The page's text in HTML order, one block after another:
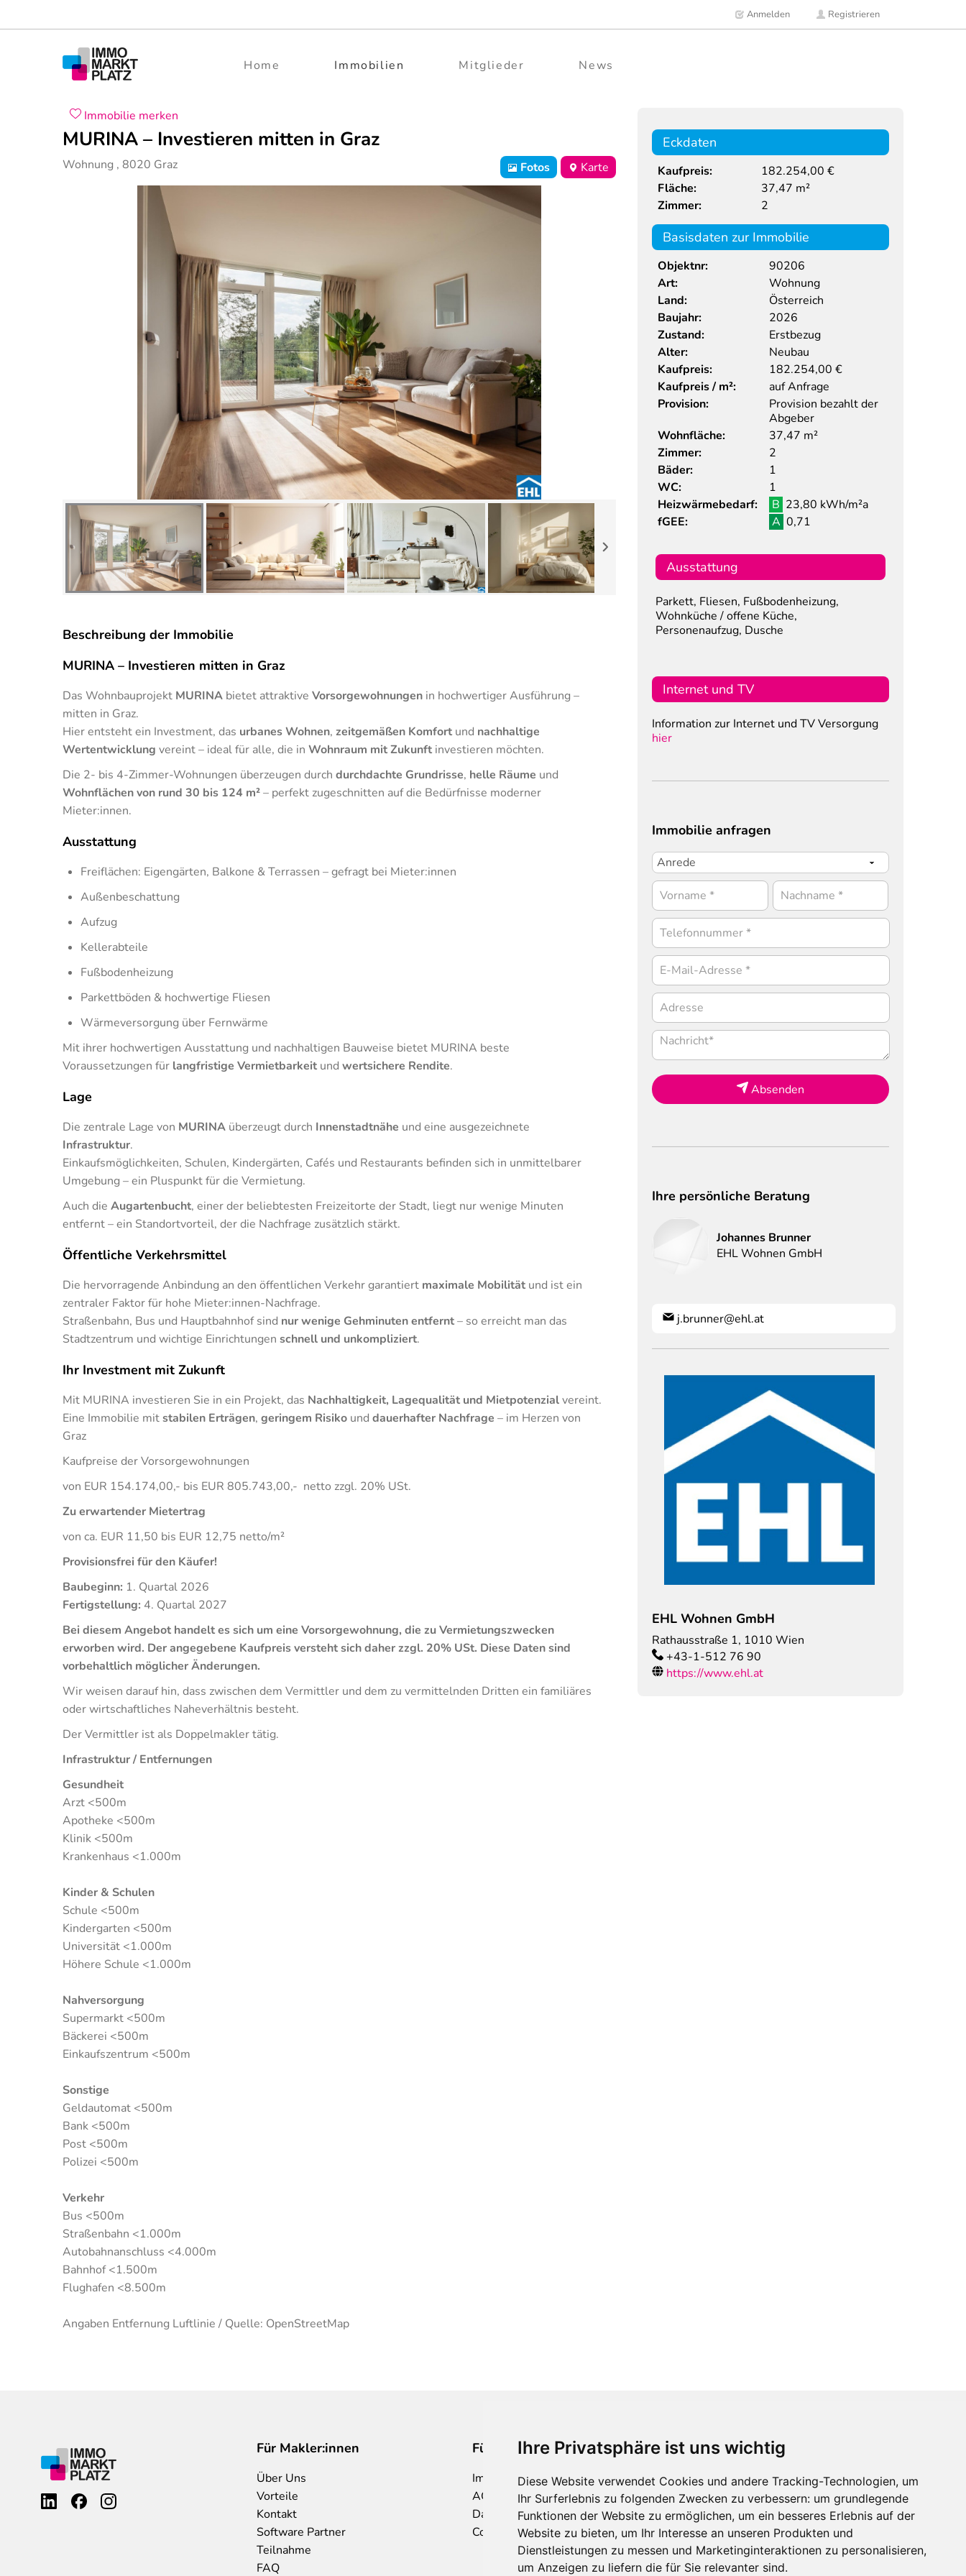
Ihre Privatsphäre ist uns wichtig
Diese Website verwendet Cookies und andere Tracking-Technologien, um
Ihr Surferlebnis zu folgenden Zwecken zu verbessern: um grundlegende
Funktionen der Website zu ermöglichen, um ein besseres Erlebnis auf der
Website zu bieten, um Ihr Interesse an unseren Produkten und
Dienstleistungen zu messen und Marketinginteraktionen zu personalisieren,
um Anzeigen zu liefern die für Sie relevanter sind.
Anmelden Registrieren
Home Immobilien Mitglieder News
Immobilie merken
MURINA – Investieren mitten in Graz
Wohnung , 8020 Graz Fotos Karte
Beschreibung der Immobilie
MURINA – Investieren mitten in Graz
Das Wohnbauprojekt MURINA bietet attraktive Vorsorgewohnungen in hochwertiger Ausführung –
mitten in Graz.
Hier entsteht ein Investment, das urbanes Wohnen, zeitgemäßen Komfort und nachhaltige
Wertentwicklung vereint – ideal für alle, die in Wohnraum mit Zukunft investieren möchten.
Die 2- bis 4-Zimmer-Wohnungen überzeugen durch durchdachte Grundrisse, helle Räume und
Wohnflächen von rund 30 bis 124 m²– perfekt zugeschnitten auf die Bedürfnisse moderner
Mieter:innen.
Ausstattung
Freiflächen: Eigengärten, Balkone & Terrassen – gefragt bei Mieter:innen
Außenbeschattung
Aufzug
Kellerabteile
Fußbodenheizung
Parkettböden & hochwertige Fliesen
Wärmeversorgung über Fernwärme
Mit ihrer hochwertigen Ausstattung und nachhaltigen Bauweise bietet MURINA beste
Voraussetzungen für langfristige Vermietbarkeit und wertsichere Rendite.
Lage
Die zentrale Lage von MURINA überzeugt durch Innenstadtnähe und eine ausgezeichnete
Infrastruktur.
Einkaufsmöglichkeiten, Schulen, Kindergärten, Cafés und Restaurants befinden sich in unmittelbarer
Umgebung – ein Pluspunkt für die Vermietung.
Auch die Augartenbucht, einer der beliebtesten Freizeitorte der Stadt, liegt nur wenige Minuten
entfernt – ein Standortvorteil, der die Nachfrage zusätzlich stärkt.
Öffentliche Verkehrsmittel
Die hervorragende Anbindung an den öffentlichen Verkehr garantiert maximale Mobilität und ist ein
zentraler Faktor für hohe Mieter:innen-Nachfrage.
Straßenbahn, Bus und Hauptbahnhof sind nur wenige Gehminuten entfernt– so erreicht man das
Stadtzentrum und wichtige Einrichtungen schnell und unkompliziert.
Ihr Investment mit Zukunft
Mit MURINA investieren Sie in ein Projekt, das Nachhaltigkeit, Lagequalität und Mietpotenzialvereint.
Eine Immobilie mitstabilen Erträgen, geringem Risiko und dauerhafter Nachfrage – im Herzen von
Graz
Kaufpreise der Vorsorgewohnungen
von EUR 154.174,00,- bis EUR 805.743,00,- netto zzgl. 20% USt.
Zu erwartender Mietertrag
von ca. EUR 11,50 bis EUR 12,75 netto/m²
Provisionsfrei für den Käufer!
Baubeginn: 1. Quartal 2026
Fertigstellung: 4. Quartal 2027
Bei diesem Angebot handelt es sich um eine Vorsorgewohnung, die zu Vermietungszwecken
erworben wird. Der angegebene Kaufpreis versteht sich daher zzgl. 20% USt. Diese Daten sind
vorbehaltlich möglicher Änderungen.
Wir weisen darauf hin, dass zwischen dem Vermittler und dem zu vermittelnden Dritten ein familiäres
oder wirtschaftliches Naheverhältnis besteht.
Der Vermittler ist als Doppelmakler tätig.
Infrastruktur / Entfernungen
Gesundheit
Arzt <500m
Apotheke <500m
Klinik <500m
Krankenhaus <1.000m
Kinder & Schulen
Schule <500m
Kindergarten <500m
Universität <1.000m
Höhere Schule <1.000m
Nahversorgung
Supermarkt <500m
Bäckerei <500m
Einkaufszentrum <500m
Sonstige
Geldautomat <500m
Bank <500m
Post <500m
Polizei <500m
Verkehr
Bus <500m
Straßenbahn <1.000m
Autobahnanschluss <4.000m
Bahnhof <1.500m
Flughafen <8.500m
Angaben Entfernung Luftlinie / Quelle: OpenStreetMap
Eckdaten
Kaufpreis:
182.254,00 €
Fläche:
37,47 m²
Zimmer:
2
Basisdaten zur Immobilie
Objektnr:
90206
Art:
Wohnung
Land:
Österreich
Baujahr:
2026
Zustand:
Erstbezug
Alter:
Neubau
Kaufpreis:
182.254,00 €
Kaufpreis / m²:
auf Anfrage
Provision:
Provision bezahlt der
Abgeber
Wohnfläche:
37,47 m²
Zimmer:
2
Bäder:
1
WC:
1
Heizwärmebedarf:
B 23,80 kWh/m²a
fGEE:
A 0,71
Ausstattung
Parkett, Fliesen, Fußbodenheizung,
Wohnküche / offene Küche,
Personenaufzug, Dusche
Internet und TV
Information zur Internet und TV Versorgung
hier
Immobilie anfragen
Absenden
Ihre persönliche Beratung
Johannes Brunner
EHL Wohnen GmbH
j.brunner@ehl.at
EHL Wohnen GmbH
Rathausstraße 1, 1010 Wien
+43-1-512 76 90
https://www.ehl.at
Für Makler:innen
Über Uns
Vorteile
Kontakt
Software Partner
Teilnahme
FAQ
Für Makler:innen
Impressum
AGB
Datenschutzklärung
Cookie Richtlinie
Immobilienmarktplatz Newsletter
Erhalten Sie regelmäßig Neuigkeiten und
Serviceangebote zu Themen rund um die
Immobilie.